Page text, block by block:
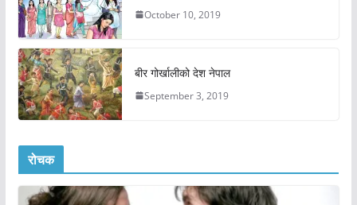
October 10, 2019
बीर गोर्खालीको देश नेपाल
September 3, 2019
रोचक